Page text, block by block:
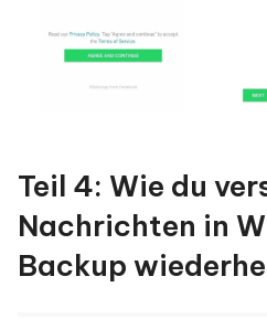
Teil 4: Wie du
Nachrichten in
Backup